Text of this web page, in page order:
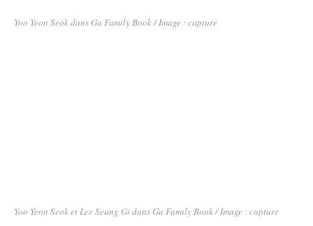
Yoo Yeon Seok dans Gu Family Book / Image : capture
Yoo Yeon Seok et Lee Seung Gi dans Gu Family Book / Image : capture